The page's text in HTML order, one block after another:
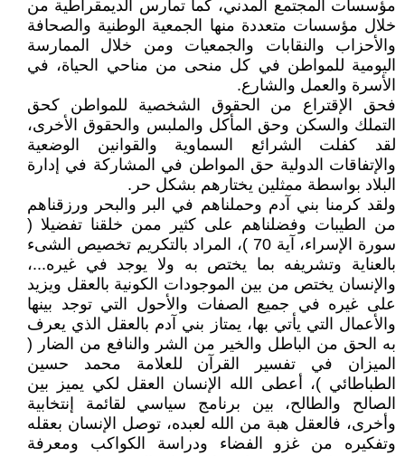
مؤسسات المجتمع المدني، كما تمارس الديمقراطية من
خلال مؤسسات متعددة منها الجمعية الوطنية والصحافة
والأحزاب والنقابات والجمعيات ومن خلال الممارسة
اليومية للمواطن في كل منحى من مناحي الحياة، في
الأسرة والعمل والشارع.
فحق الإقتراع من الحقوق الشخصية للمواطن كحق
التملك والسكن وحق المأكل والملبس والحقوق الأخرى،
لقد كفلت الشرائع السماوية والقوانين الوضعية
والإتفاقات الدولية حق المواطن في المشاركة في إدارة
البلاد بواسطة ممثلين يختارهم بشكل حر.
ولقد كرمنا بني آدم وحملناهم في البر والبحر ورزقناهم
من الطيبات وفضلناهم على كثير ممن خلقنا تفضيلا (
سورة الإسراء، آية 70 )، المراد بالتكريم تخصيص الشىء
بالعناية وتشريفه بما يختص به ولا يوجد في غيره...،
والإنسان يختص من بين الموجودات الكونية بالعقل ويزيد
على غيره في جميع الصفات والأحول التي توجد بينها
والأعمال التي يأتي بها، يمتاز بني آدم بالعقل الذي يعرف
به الحق من الباطل والخير من الشر والنافع من الضار (
الميزان في تفسير القرآن للعلامة محمد حسين
الطباطائي )، أعطى الله الإنسان العقل لكي يميز بين
الصالح والطالح، بين برنامج سياسي لقائمة إنتخابية
وأخرى، فالعقل هبة من الله لعبده، توصل الإنسان بعقله
وتفكيره من غزو الفضاء ودراسة الكواكب ومعرفة